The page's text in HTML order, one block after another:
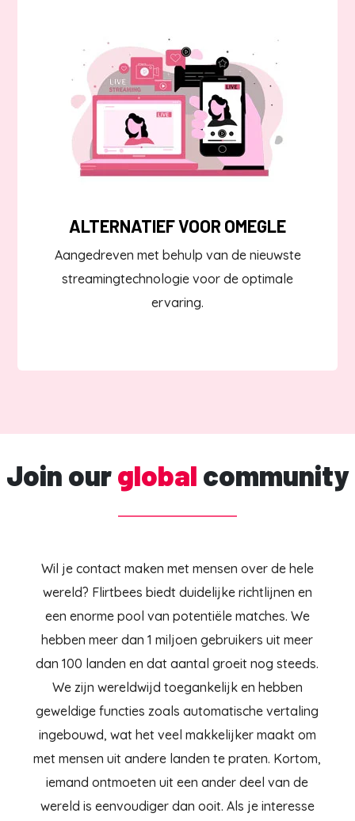
ALTERNATIEF VOOR OMEGLE
Aangedreven met behulp van de nieuwste
streamingtechnologie voor de optimale
ervaring.
Join ourglobal community
Wil je contact maken met mensen over de hele
wereld? Flirtbees biedt duidelijke richtlijnen en
een enorme pool van potentiële matches. We
hebben meer dan 1 miljoen gebruikers uit meer
dan 100 landen en dat aantal groeit nog steeds.
We zijn wereldwijd toegankelijk en hebben
geweldige functies zoals automatische vertaling
ingebouwd, wat het veel makkelijker maakt om
met mensen uit andere landen te praten. Kortom,
iemand ontmoeten uit een ander deel van de
wereld is eenvoudiger dan ooit. Als je interesse